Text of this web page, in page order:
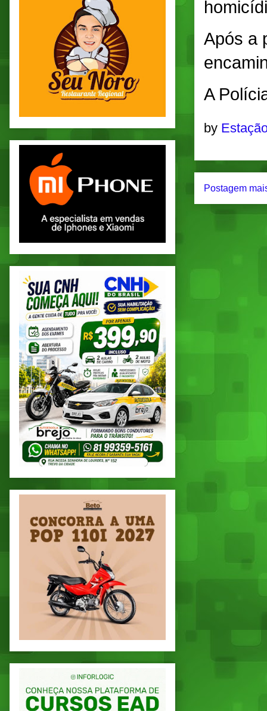
Após a
A
by
Postagem